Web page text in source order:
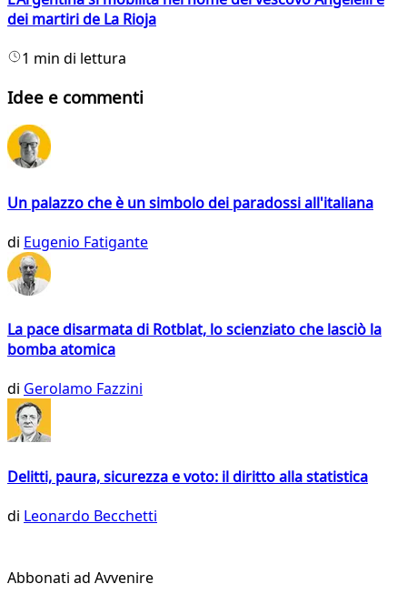
dei martiri de La Rioja
1 min di lettura
Idee e commenti
Un palazzo che è un simbolo dei paradossi all'italiana
di Eugenio Fatigante
La pace disarmata di Rotblat, lo scienziato che lasciò la
bomba atomica
di Gerolamo Fazzini
Delitti, paura, sicurezza e voto: il diritto alla statistica
di Leonardo Becchetti
Abbonati ad Avvenire